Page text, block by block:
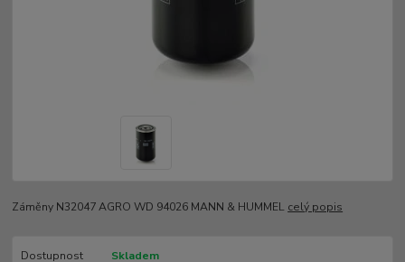
Záměny N32047 AGRO WD 94026 MANN & HUMMEL celý popis
Dostupnost Skladem